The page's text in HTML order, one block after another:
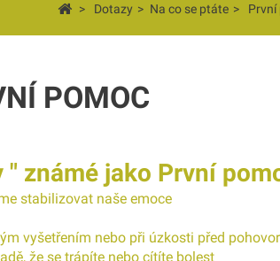
> Dotazy > Na co se ptáte > První
POMOC
známé jako První
stabilizovat naše emoce
vyšetřením nebo při úzkosti před
že se trápíte nebo cítíte bolest